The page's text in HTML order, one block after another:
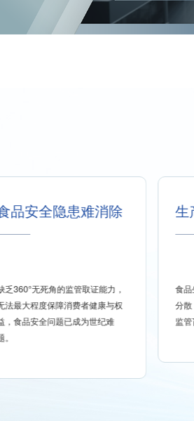
生产过程难管理
食品生产厂区分散，生产车间点位
分散，存在监管难，监管效率低，
监管盲区等问题。